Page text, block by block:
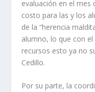
evaluación en el mes
costo para las y los
de la “herencia
alumno, lo que con
recursos esto ya no
Cedillo.
Por su parte, la